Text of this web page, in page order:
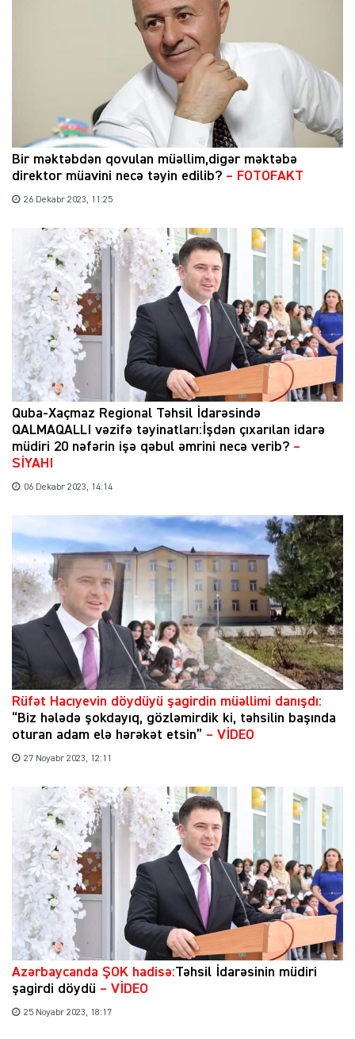
Bir məktəbdən qovulan müəllim,digər məktəbə
direktor müavini necə təyin edilib? – FOTOFAKT
26 Dekabr 2023, 11:25
Quba-Xaçmaz Regional Təhsil İdarəsində
QALMAQALLI vəzifə təyinatları:İşdən çıxarılan idarə
müdiri 20 nəfərin işə qəbul əmrini necə verib? –
SİYAHI
06 Dekabr 2023, 14:14
Rüfət Hacıyevin döydüyü şagirdin müəllimi danışdı:
“Biz hələdə şokdayıq, gözləmirdik ki, təhsilin başında
oturan adam elə hərəkət etsin” – VİDEO
27 Noyabr 2023, 12:11
Azərbaycanda ŞOK hadisə:Təhsil İdarəsinin müdiri
şagirdi döydü – VİDEO
25 Noyabr 2023, 18:17